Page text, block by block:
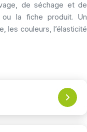
de séchage et de
ou la fiche produit. Un
les couleurs, l’élasticité